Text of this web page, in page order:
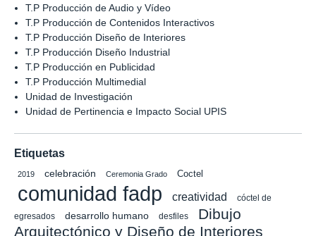
T.P Producción de Audio y Vídeo
T.P Producción de Contenidos Interactivos
T.P Producción Diseño de Interiores
T.P Producción Diseño Industrial
T.P Producción en Publicidad
T.P Producción Multimedial
Unidad de Investigación
Unidad de Pertinencia e Impacto Social UPIS
Etiquetas
2019 celebración Ceremonia Grado Coctel
comunidad fadp creatividad
cóctel de
egresados
desarrollo humano desfiles
Dibujo
Arquitectónico y Diseño de Interiores